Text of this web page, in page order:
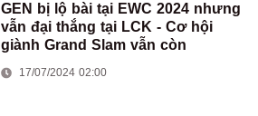
GEN bị lộ bài tại EWC 2024 nhưng
vẫn đại thắng tại LCK - Cơ hội
giành Grand Slam vẫn còn
17/07/2024 02:00